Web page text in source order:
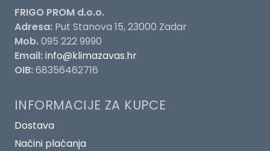
FRIGO PROM d.o.o.
Adresa: Put Stanova 15, 23000 Zadar
Mob.095 222 9990
Email:info@klimazavas.hr
OIB:68356462716
INFORMACIJE ZA KUPCE
Dostava
Načini plaćanja